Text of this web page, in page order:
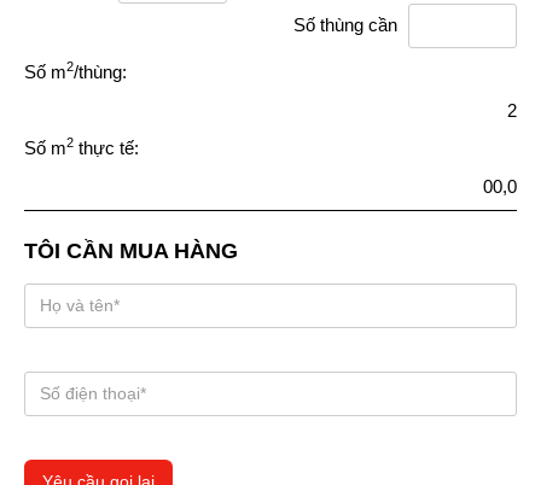
Số thùng cần
Số m2/thùng:
2
Số m2 thực tế:
00,0
TÔI CẦN MUA HÀNG